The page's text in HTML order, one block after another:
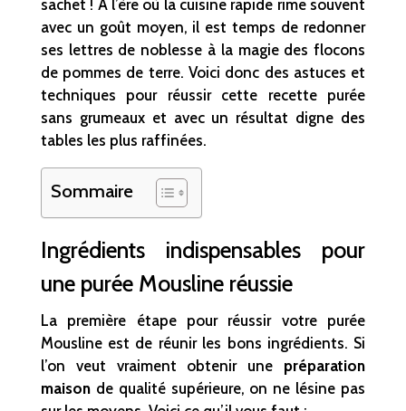
sachet ! À l’ère où la cuisine rapide rime souvent
avec un goût moyen, il est temps de redonner
ses lettres de noblesse à la magie des flocons
de pommes de terre. Voici donc des astuces et
techniques pour réussir cette recette purée
sans grumeaux et avec un résultat digne des
tables les plus raffinées.
Sommaire
Ingrédients indispensables pour
une purée Mousline réussie
La première étape pour réussir votre purée
Mousline est de réunir les bons ingrédients. Si
l’on veut vraiment obtenir une préparation
maisonde qualité supérieure, on ne lésine pas